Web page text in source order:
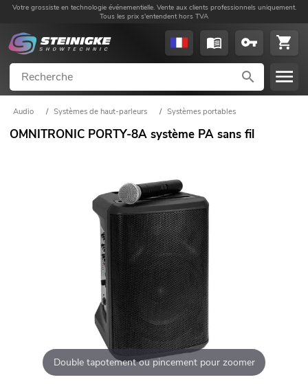
Votre grossiste en technologie événementielle. Vente aux clients professionnels uniquement.
Tous les prix s'entendent hors TVA
Audio / Systèmes de haut-parleurs / Systèmes portables
OMNITRONIC PORTY-8A système PA sans fil
Double tapotement ou pincement pour zoomer